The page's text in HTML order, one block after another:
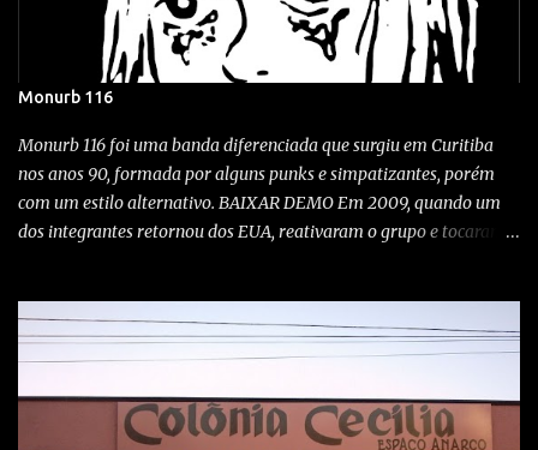
Monurb 116
Monurb 116 foi uma banda diferenciada que surgiu em Curitiba
nos anos 90, formada por alguns punks e simpatizantes, porém
com um estilo alternativo. BAIXAR DEMO Em 2009, quando um
dos integrantes retornou dos EUA, reativaram o grupo e tocaram
Clube Curupira / 23/10/1999 O quê? Show com Monurb 116,
Vertedero, Abutres e Idiotas Berrantes Quando? 12-09-09 Onde?
tomou conta do território no bar do boca... Monurb renascendo
das trevas após quase 8 anos... MAIS MONURB